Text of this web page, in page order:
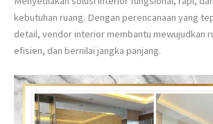
kebutuhan ruang. Dengan perencanaan yang
detail, vendor interior membantu mewujudkan
efisien, dan bernilai jangka panjang.